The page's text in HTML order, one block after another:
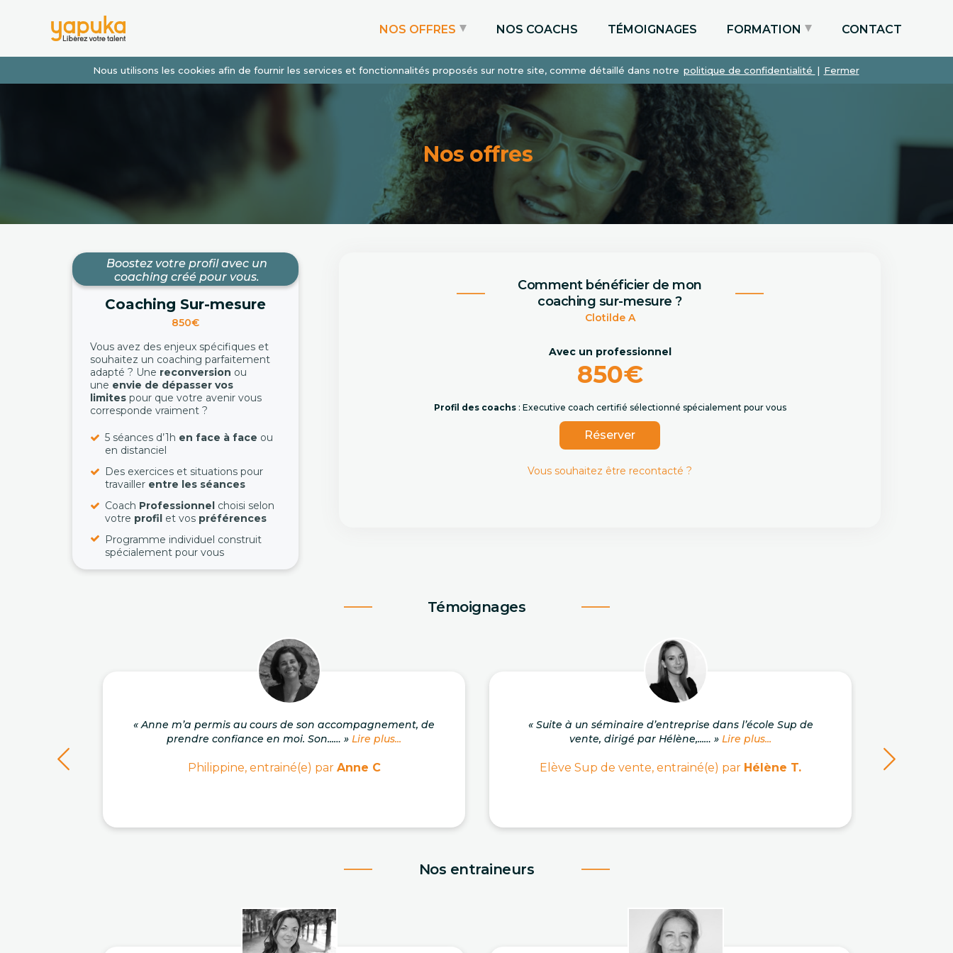
Nous utilisons les cookies afin de fournir les services et fonctionnalités proposés sur notre site, comme détaillé dans notre politique de confidentialité | Fermer
NOS OFFRES
Coaching Express
Coaching Admissions
Coaching Sur-mesure
NOS COACHS TÉMOIGNAGES FORMATION
Particuliers via le CPF
Etudiants
Entreprises
CONTACT
Nos offres
Boostez votre profil avec un
coaching créé pour vous.
Coaching Sur-mesure
850€
Vous avez des enjeux spécifiques et
souhaitez un coaching parfaitement
adapté ? Une reconversion ou
une envie de dépasser vos
limites pour que votre avenir vous
corresponde vraiment ?
5 séances d’1h en face à face ou
en distanciel
Des exercices et situations pour
travailler entre les séances
Coach Professionnel choisi selon
votre profil et vos préférences
Programme individuel construit
spécialement pour vous
Comment bénéficier de mon
coaching sur-mesure ?
Clotilde A
Avec un professionnel
850€
Profil des coachs: Executive coach certifié sélectionné spécialement pour vous
Réserver
Vous souhaitez être recontacté ?
Témoignages
« Anne m’a permis au cours de son accompagnement, de
prendre confiance en moi. Son...… » Lire plus...
Philippine, entrainé(e) par Anne C
« Suite à un séminaire d’entreprise dans l’école Sup de
vente, dirigé par Hélène,...… » Lire plus...
Elève Sup de vente, entrainé(e) par Hélène T.
Nos entraineurs